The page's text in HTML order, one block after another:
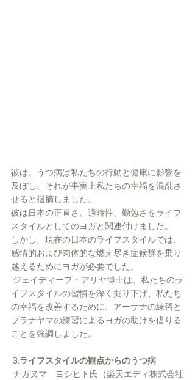
彼は、うつ病は私たちの行動と健康に影響を
及ぼし、それが事実上私たちの幸福を混乱さ
せると指摘しました。
彼は日本の正直さ、適時性、勤勉さをライフ
スタイルとしてのヨガと関連付けました。
しかし、現在の日本のライフスタイルでは、
感情的および肉体的な燃え尽き症候群を乗り
越えるためにヨガが必要でした。
イフスタイルの習慣を深く掘り下げ、私たち
の幸福を改善するために、アーサナの練習と
プラナヤマの練習によるヨガの助けを借りる
ことを強調しました。
3.ライフスタイルの観点からのうつ病